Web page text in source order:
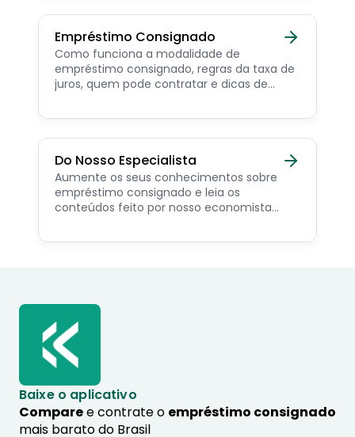
Empréstimo Consignado
Como funciona a modalidade de
empréstimo consignado, regras da taxa de
juros, quem pode contratar e dicas de
Do Nosso Especialista
Aumente os seus conhecimentos sobre
empréstimo consignado e leia os
conteúdos feito por nosso economista
Baixe o aplicativo
Comparee contrate o empréstimo consignado
mais barato do Brasil